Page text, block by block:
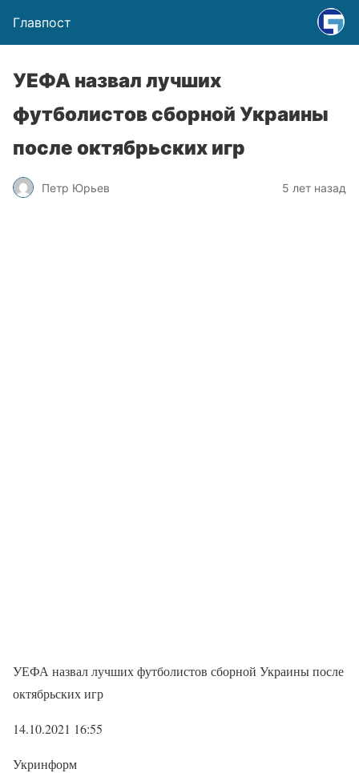
Главпост
УЕФА назвал лучших
футболистов сборной Украины
после октябрьских игр
Петр Юрьев 5 лет назад
УЕФА назвал лучших футболистов сборной Украины после
октябрьских игр
14.10.2021 16:55
Укринформ